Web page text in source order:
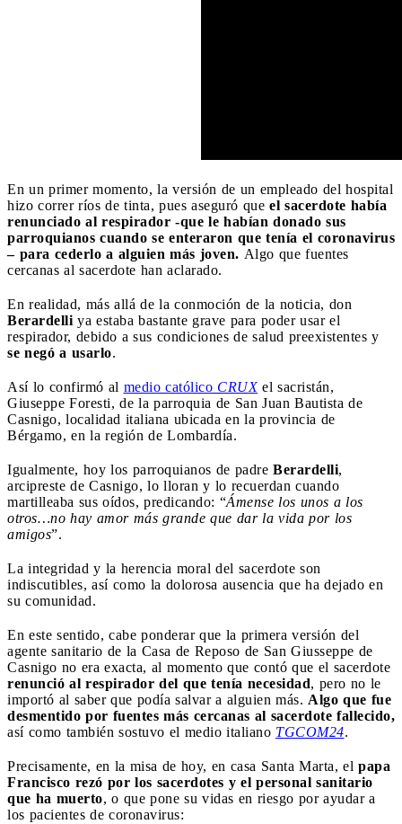
En un primer momento, la versión de un empleado del hospital
hizo correr ríos de tinta, pues aseguró que el sacerdote había
renunciado al respirador -que le habían donado sus
parroquianos cuando se enteraron que tenía el coronavirus
– para cederlo a alguien más joven. Algo que fuentes
cercanas al sacerdote han aclarado.
En realidad, más allá de la conmoción de la noticia, don
Berardelli ya estaba bastante grave para poder usar el
respirador, debido a sus condiciones de salud preexistentes y
se negó a usarlo.
Así lo confirmó al medio católico CRUXel sacristán,
Giuseppe Foresti, de la parroquia de San Juan Bautista de
Casnigo, localidad italiana ubicada en la provincia de
Bérgamo, en la región de Lombardía.
Igualmente, hoy los parroquianos de padre Berardelli,
arcipreste de Casnigo, lo lloran y lo recuerdan cuando
martilleaba sus oídos, predicando: “Ámense los unos a los
otros…no hay amor más grande que dar la vida por los
amigos”.
La integridad y la herencia moral del sacerdote son
indiscutibles, así como la dolorosa ausencia que ha dejado en
su comunidad.
En este sentido, cabe ponderar que la primera versión del
agente sanitario de la Casa de Reposo de San Giusseppe de
Casnigo no era exacta, al momento que contó que el sacerdote
renunció al respirador del que tenía necesidad, pero no le
importó al saber que podía salvar a alguien más. Algo que fue
desmentido por fuentes más cercanas al sacerdote fallecido,
así como también sostuvo el medio italiano TGCOM24.
Precisamente, en la misa de hoy, en casa Santa Marta, el papa
Francisco rezó por los sacerdotes y el personal sanitario
que ha muerto, o que pone su vidas en riesgo por ayudar a
los pacientes de coronavirus: